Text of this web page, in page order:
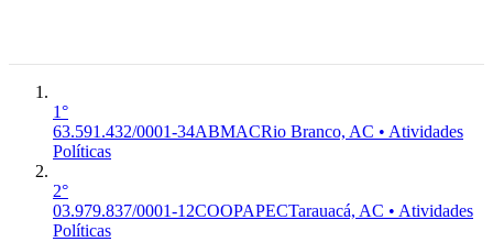
1°
63.591.432/0001-34ABMACRio Branco, AC • Atividades
Políticas
2°
03.979.837/0001-12COOPAPECTarauacá, AC • Atividades
Políticas